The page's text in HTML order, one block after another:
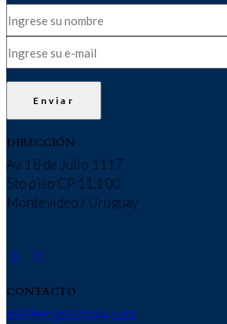
DIRECCIÓN
Av. 18 de Julio 1117
5to piso CP 11.100
Montevideo / Uruguay
CONTACTO
eb@bergsteinlaw.com